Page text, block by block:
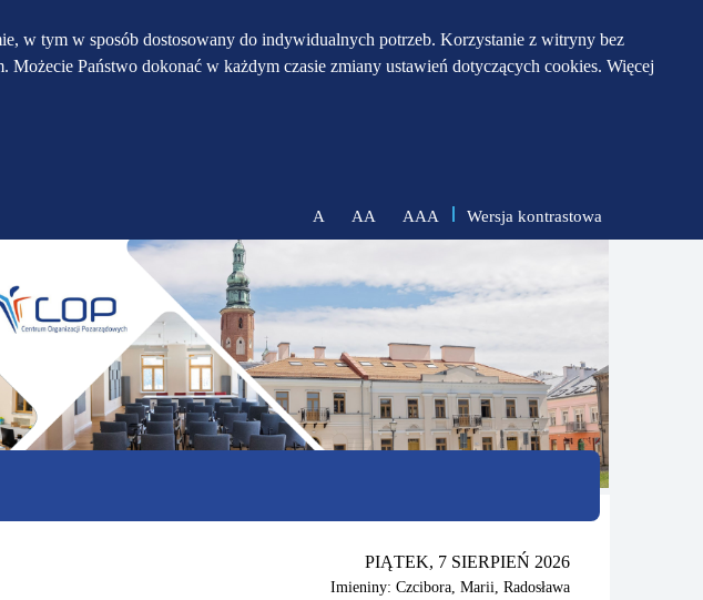
w tym w sposób dostosowany do indywidualnych potrzeb. Korzystanie z witryny bez
Państwo dokonać w każdym czasie zmiany ustawień dotyczących cookies. Więcej
A
zmniejsz
AA
zresetuj
AAA
zwiększ
Wersja kontrastowa
PIĄTEK, 7 SIERPIEŃ 2026
Imieniny: Czcibora, Marii, Radosława